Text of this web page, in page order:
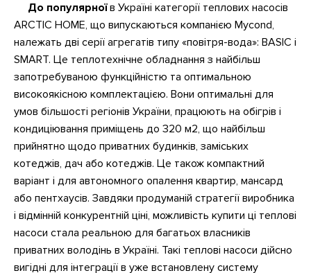
До популярноїв Україні категорії теплових насосів
ARCTIC HOME, що випускаються компанією Mycond,
належать дві серії агрегатів типу «повітря-вода»: BASIC і
SMART. Це теплотехнічне обладнання з найбільш
запотребуваною функційністю та оптимальною
високоякісною комплектацією. Вони оптимальні для
умов більшості регіонів України, працюють на обігрів і
кондиціювання приміщень до 320 м2, що найбільш
прийнятно щодо приватних будинків, заміських
котеджів, дач або котеджів. Це також компактний
варіант і для автономного опалення квартир, мансард
або пентхаусів. Завдяки продуманій стратегії виробника
і відмінній конкурентній ціні, можливість купити ці теплові
насоси стала реальною для багатьох власників
приватних володінь в Україні. Такі теплові насоси дійсно
вигідні для інтеграції в уже встановлену систему